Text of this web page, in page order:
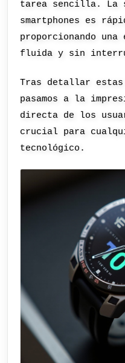
tarea sencilla. La
smartphones es
proporcionando
fluida y sin
Tras detallar estas
pasamos a la
directa de los
crucial para
tecnológico.